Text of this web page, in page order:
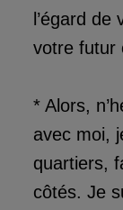
l’égard
votre futur
* Alors,
avec moi,
quartiers,
côtés. Je